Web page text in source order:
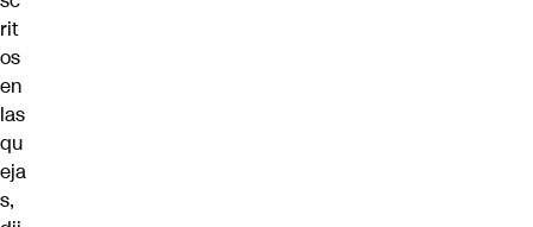
rit
os
en
las
qu
eja
s,